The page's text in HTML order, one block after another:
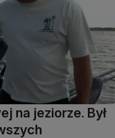
na jeziorze. Był